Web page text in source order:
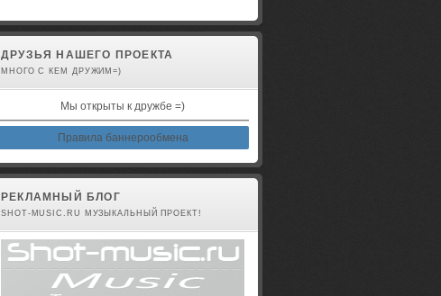
ДРУЗЬЯ НАШЕГО ПРОЕКТА
МНОГО С КЕМ ДРУЖИМ=)
Мы открыты к дружбе =)
Правила баннерообмена
РЕКЛАМНЫЙ БЛОГ
SHOT-MUSIC.RU МУЗЫКАЛЬНЫЙ ПРОЕКТ!